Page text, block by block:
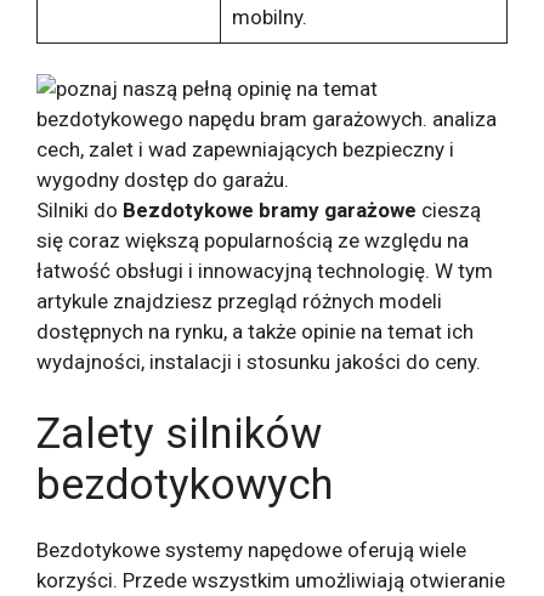
mobilny.
Silniki do Bezdotykowe bramy garażowe cieszą
się coraz większą popularnością ze względu na
łatwość obsługi i innowacyjną technologię. W tym
artykule znajdziesz przegląd różnych modeli
dostępnych na rynku, a także opinie na temat ich
wydajności, instalacji i stosunku jakości do ceny.
Zalety silników
bezdotykowych
Bezdotykowe systemy napędowe oferują wiele
korzyści. Przede wszystkim umożliwiają otwieranie